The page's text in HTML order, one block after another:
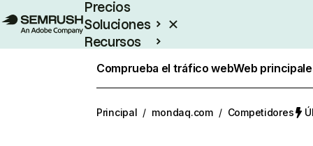
Precios
Soluciones
Recursos
Comprueba el tráfico webWeb
Principal / mondaq.com / Competidores